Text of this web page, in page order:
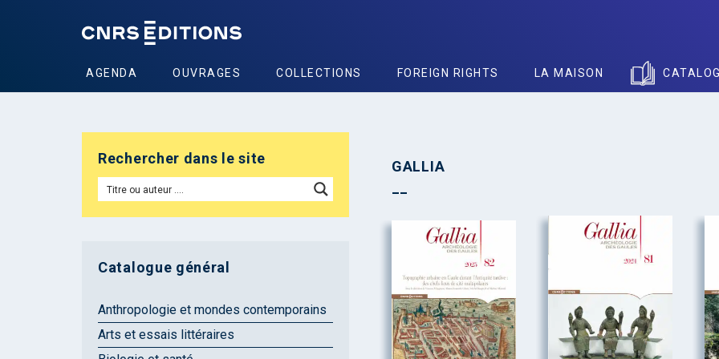
AGENDA OUVRAGES COLLECTIONS FOREIGN RIGHTS LA MAISON
GALLIA
Rechercher dans le site
Catalogue général
Anthropologie et mondes contemporains
Arts et essais littéraires